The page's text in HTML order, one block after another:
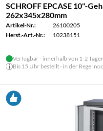
SCHROFF EPCASE 10"-
262x345x280mm
Artikel-Nr.:
26100205
Herst.-Art.-Nr.:
10238151
Verfügbar - innerhalb von 1-2
Bis 15 Uhr bestellt - in der Regel